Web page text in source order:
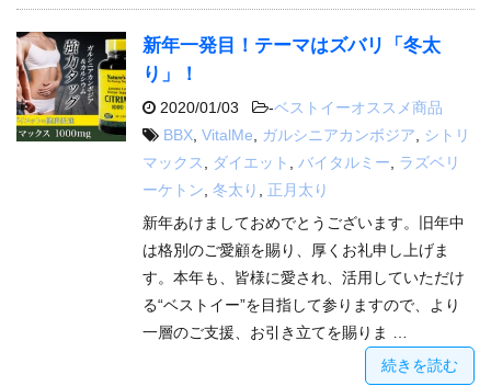
新年一発目！テーマはズバリ「冬太
り」！
2020/01/03 -ベストイーオススメ商品
BBX VitalMe ガルシニアカンボジア
シトリ
マックス
ダイエット バイタルミー
ラズベリ
ーケトン 冬太り
正月太り
新年あけましておめでとうございます。旧年中
は格別のご愛顧を賜り、厚くお礼申し上げま
す。本年も、皆様に愛され、活用していただけ
る“ベストイー”を目指して参りますので、より
一層のご支援、お引き立てを賜りま …
続きを読む